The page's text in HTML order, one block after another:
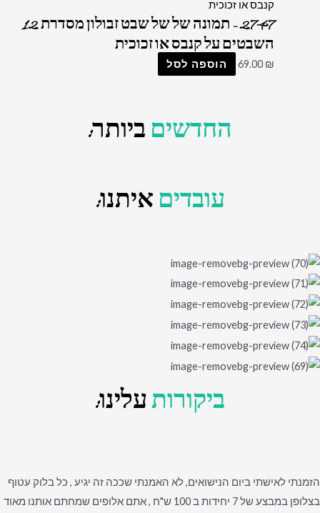
2747 – תמונה של של שבט זבולון מסדרת 12
השבטים על קנבס או זכוכית
69.00 ₪ הוספה לסל
החדשיםביותר:
עובדיםאיתנו:
ביקורותעלינו:
הזמנתי לאישתי ביום הנישואים, לא האמנתי שככה זה יגיע , כל בלוק עטוף
בצלופן במבצע של 7 יחידות ב 100 ש"ח , אתם אלופים שמחתם אותנו מאוד